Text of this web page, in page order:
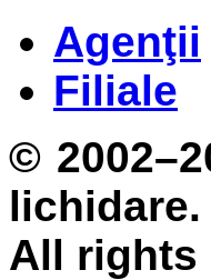
Agenţii
Filiale
©
lichidare.
All rights